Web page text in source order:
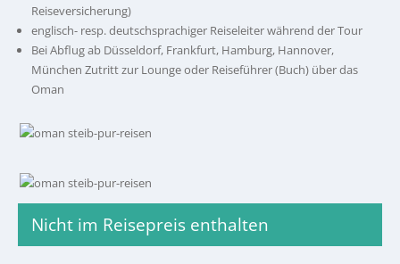
Reiseversicherung)
englisch- resp. deutschsprachiger Reiseleiter während der Tour
Bei Abflug ab Düsseldorf, Frankfurt, Hamburg, Hannover,
München Zutritt zur Lounge oder Reiseführer (Buch) über das
Oman
Nicht im Reisepreis enthalten